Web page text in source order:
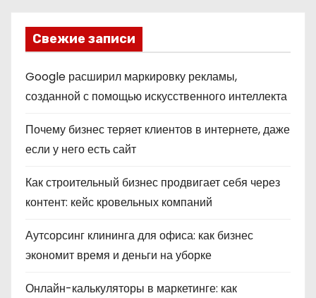
Свежие записи
Google расширил маркировку рекламы,
созданной с помощью искусственного интеллекта
Почему бизнес теряет клиентов в интернете, даже
если у него есть сайт
Как строительный бизнес продвигает себя через
контент: кейс кровельных компаний
Аутсорсинг клининга для офиса: как бизнес
экономит время и деньги на уборке
Онлайн-калькуляторы в маркетинге: как